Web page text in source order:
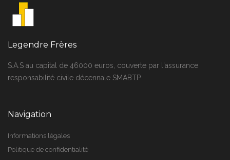
Legendre Frères
S.A.S au capital de 46000 euros, couverte par l'assurance
responsabilité civile décennale SMABTP.
Navigation
Informations légales
Politique de confidentialité